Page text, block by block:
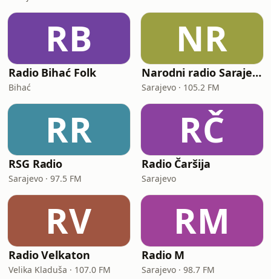
RB
Radio Bihać Folk
Bihać
NR
Narodni radio Sarajevo
Sarajevo · 105.2 FM
RR
RSG Radio
Sarajevo · 97.5 FM
RČ
Radio Čaršija
Sarajevo
RV
Radio Velkaton
Velika Kladuša · 107.0 FM
RM
Radio M
Sarajevo · 98.7 FM